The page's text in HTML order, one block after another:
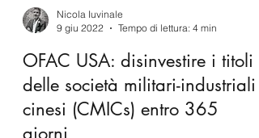
Nicola Iuvinale
9 giu 2022
Tempo di lettura: 4 min
OFAC USA: disinvestire i titoli